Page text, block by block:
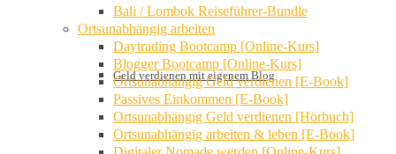
Geld verdienen mit eigenem Blog
Bali / Lombok Reiseführer-Bundle
Ortsunabhängig arbeiten
Daytrading Bootcamp [Online-Kurs]
Blogger Bootcamp [Online-Kurs]
Ortsunabhängig Geld verdienen [E-Book]
Passives Einkommen [E-Book]
Ortsunabhängig Geld verdienen [Hörbuch]
Ortsunabhängig arbeiten & leben [E-Book]